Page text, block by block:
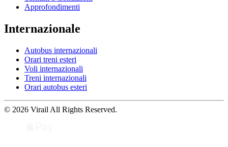
Approfondimenti
Internazionale
Autobus internazionali
Orari treni esteri
Voli internazionali
Treni internazionali
Orari autobus esteri
© 2026 Virail All Rights Reserved.